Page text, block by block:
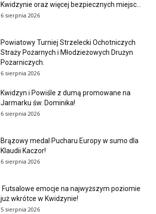
Kwidzynie oraz więcej bezpiecznych miejsc...
6 sierpnia 2026
Powiatowy Turniej Strzelecki Ochotniczych
Straży Pożarnych i Młodzieżowych Drużyn
Pożarniczych.
6 sierpnia 2026
Kwidzyn i Powiśle z dumą promowane na
Jarmarku św. Dominika!
6 sierpnia 2026
Brązowy medal Pucharu Europy w sumo dla
Klaudii Kaczor!
6 sierpnia 2026
Futsalowe emocje na najwyższym poziomie
już wkrótce w Kwidzynie!
5 sierpnia 2026